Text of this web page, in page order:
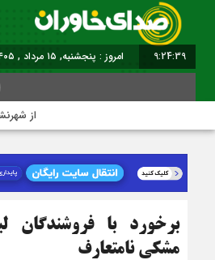
9:24:39 امروز : پنجشنبه, ۱۵ مرداد , ۱۴۰۵
از
برخورد با فروشندگان
مشکی نامتعارف